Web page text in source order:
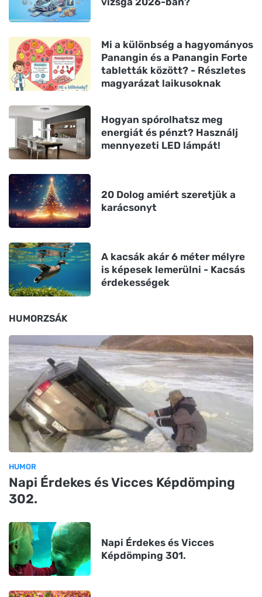
Mi a különbség a hagyományos
Panangin és a Panangin Forte
tabletták között? - Részletes
magyarázat laikusoknak
Hogyan spórolhatsz meg
energiát és pénzt? Használj
mennyezeti LED lámpát!
20 Dolog amiért szeretjük a
karácsonyt
A kacsák akár 6 méter mélyre
is képesek lemerülni - Kacsás
érdekességek
HUMORZSÁK
HUMOR
Napi Érdekes és Vicces Képdömping
302.
Napi Érdekes és Vicces
Képdömping 301.